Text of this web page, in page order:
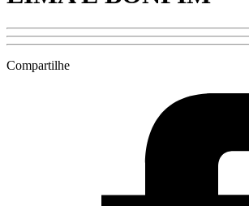
Compartilhe